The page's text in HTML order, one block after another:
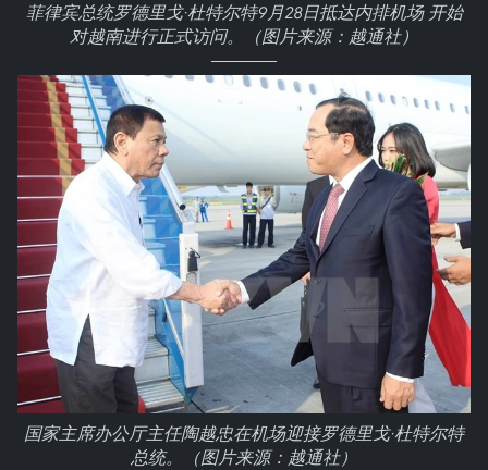
菲律宾总统罗德里戈·杜特尔特9月28日抵达内排机场 开始
对越南进行正式访问。（图片来源：越通社）
国家主席办公厅主任陶越忠在机场迎接罗德里戈·杜特尔特
总统。（图片来源：越通社）